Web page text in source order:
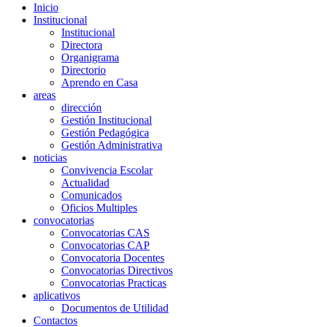
Inicio
Institucional
Institucional
Directora
Organigrama
Directorio
Aprendo en Casa
areas
dirección
Gestión Institucional
Gestión Pedagógica
Gestión Administrativa
noticias
Convivencia Escolar
Actualidad
Comunicados
Oficios Multiples
convocatorias
Convocatorias CAS
Convocatorias CAP
Convocatoria Docentes
Convocatorias Directivos
Convocatorias Practicas
aplicativos
Documentos de Utilidad
Contactos